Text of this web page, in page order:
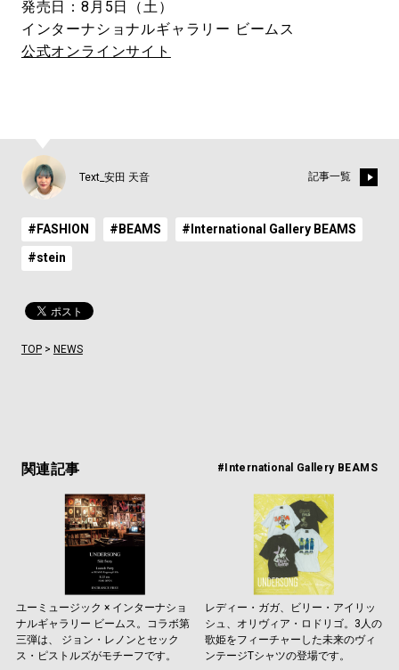
発売日：8月5日（土）
インターナショナルギャラリー ビームス
公式オンラインサイト
Text_安田 天音 記事一覧
#FASHION #BEAMS #International Gallery BEAMS
#stein
TOP> NEWS
関連記事 #International Gallery BEAMS
ユーミュージック × インターナショ
ナルギャラリー ビームス。コラボ第
三弾は、 ジョン・レノンとセック
ス・ピストルズがモチーフです。
レディー・ガガ、ビリー・アイリッ
シュ、オリヴィア・ロドリゴ。3人の
歌姫をフィーチャーした未来のヴィ
ンテージTシャツの登場です。